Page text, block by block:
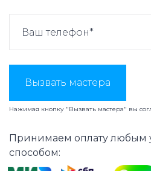
Вызвать мастера
Нажимая кнопку "Вызвать мастера" вы
Принимаем оплату любым
способом: